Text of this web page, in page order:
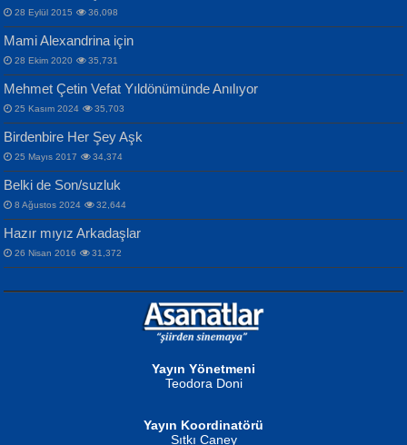
MAHMUT GÜRBÜZ
İbrahim Olmak ve Bitirebilmek...
NURAN KÖSE BAYDAR
İdrakimle Üşürken...
Songül Özel
Mahzen...
Ben Deniz Değilim ki...
NAZIM HİKMET RAN
Bir Cezaevinde, Tecritteki Adamın
Mektupları...
28 Eylül 2015 36,098
Mami Alexandrina için
28 Ekim 2020 35,731
Mehmet Çetin Vefat Yıldönümünde Anılıyor
25 Kasım 2024 35,703
Birdenbire Her Şey Aşk
25 Mayıs 2017 34,374
Belki de Son/suzluk
8 Ağustos 2024 32,644
Hazır mıyız Arkadaşlar
26 Nisan 2016 31,372
Yayın Yönetmeni
Teodora Doni
Yayın Koordinatörü
Sıtkı Caney